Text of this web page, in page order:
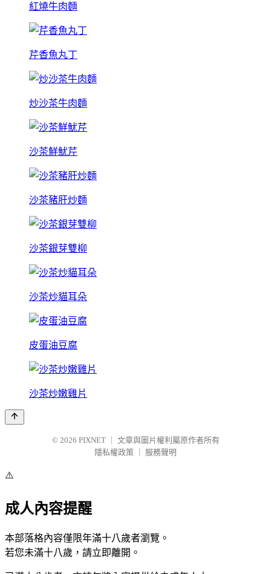
紅燒牛肉麵
芹香魚丸丁
炒沙茶牛肉麵
沙茶鮮魷芹
沙茶豬肝炒麵
沙茶銀芽雙柳
沙茶炒貓耳朵
皮蛋油豆腐
沙茶炒嫩雞片
© 2026 PIXNET
文章與圖片權利屬原作者所有
隱私權政策
服務聲明
⚠️
成人內容提醒
本部落格內容僅限年滿十八歲者瀏覽。
若您未滿十八歲，請立即離開。